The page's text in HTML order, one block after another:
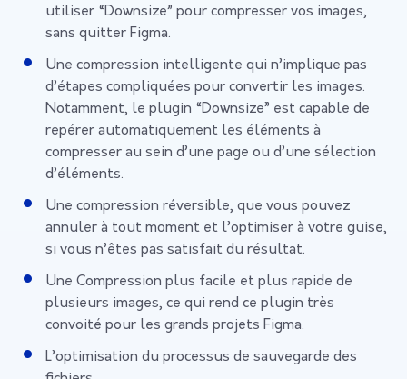
utiliser “Downsize” pour compresser vos images,
sans quitter Figma.
Une compression intelligente qui n’implique pas
d’étapes compliquées pour convertir les images.
Notamment, le plugin “Downsize” est capable de
repérer automatiquement les éléments à
compresser au sein d’une page ou d’une sélection
d’éléments.
Une compression réversible, que vous pouvez
annuler à tout moment et l’optimiser à votre guise,
si vous n’êtes pas satisfait du résultat.
Une Compression plus facile et plus rapide de
plusieurs images, ce qui rend ce plugin très
convoité pour les grands projets Figma.
L’optimisation du processus de sauvegarde des